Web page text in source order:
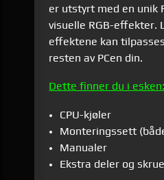
er utstyrt med en unik
visuelle RGB-effekter.
effektene kan
resten av PCen din.
Dette finner du i esken:
CPU-kjøler
Monteringssett
Manualer
Ekstra deler og